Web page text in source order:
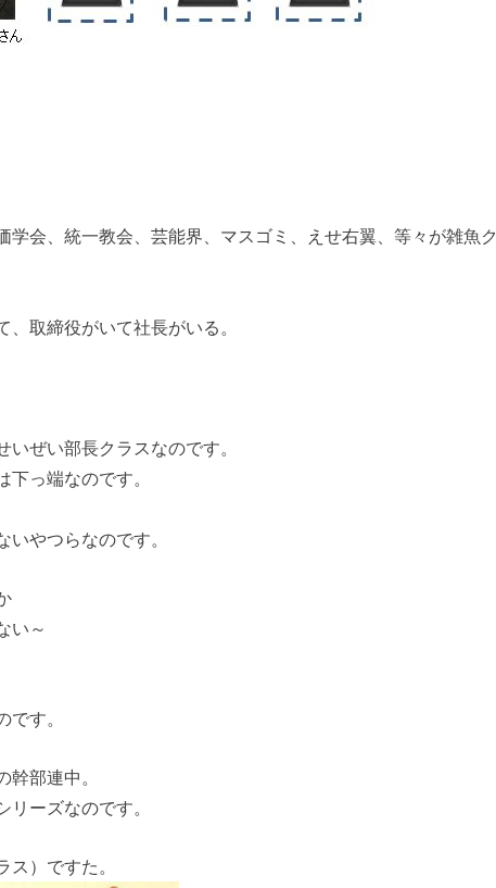
学会、統一教会、芸能界、マスゴミ、えせ右翼、等々が雑魚ク
取締役がいて社長がいる。
ぜい部長クラスなのです。
っ端なのです。
やつらなのです。
い～
す。
部連中。
ーズなのです。
）ですた。